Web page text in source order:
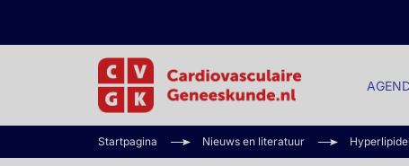
Startpagina Nieuws en literatuur